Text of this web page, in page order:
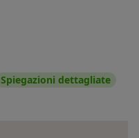
Spiegazioni dettagliate